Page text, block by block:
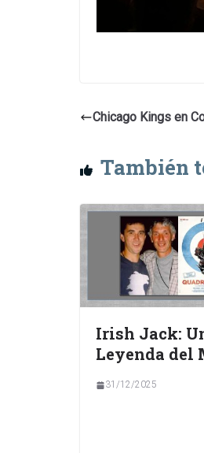
Chicago Kings en
También
Irish Jack:
Leyenda del
31/12/2025